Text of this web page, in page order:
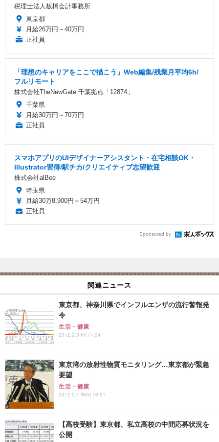
税理士法人板橋会計事務所
東京都
月給26万円～40万円
正社員
「理想のキャリアをここで描こう」Web編集/残業月平均6h/
フルリモート
株式会社TheNewGate 千葉拠点「12874」
千葉県
月給30万円～70万円
正社員
スマホアプリのUIデザイナーアシスタント・在宅相談OK・
Illustrator習得/駅チカ/クリエイティブ志望歓迎
株式会社alBee
埼玉県
月給30万8,900円～54万円
正社員
Sponsored by
関連ニュース
東京都、神奈川県でインフルエンザの流行警報発
令
生活・健康
2012.2.3 Fri 11:24
東京湾の放射性物質モニタリング…東京都が緊急
要望
生活・健康
2012.2.1 Wed 19:51
【高校受験】東京都、私立高校の中間応募状況を
公開